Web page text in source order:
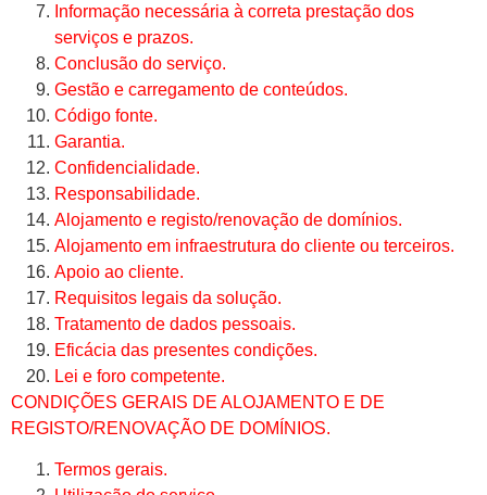
Informação necessária à correta prestação dos
serviços e prazos.
Conclusão do serviço.
Gestão e carregamento de conteúdos.
Código fonte.
Garantia.
Confidencialidade.
Responsabilidade.
Alojamento e registo/renovação de domínios.
Alojamento em infraestrutura do cliente ou terceiros.
Apoio ao cliente.
Requisitos legais da solução.
Tratamento de dados pessoais.
Eficácia das presentes condições.
Lei e foro competente.
CONDIÇÕES GERAIS DE ALOJAMENTO E DE
REGISTO/RENOVAÇÃO DE DOMÍNIOS.
Termos gerais.